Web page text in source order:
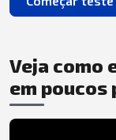
Veja como
em poucos